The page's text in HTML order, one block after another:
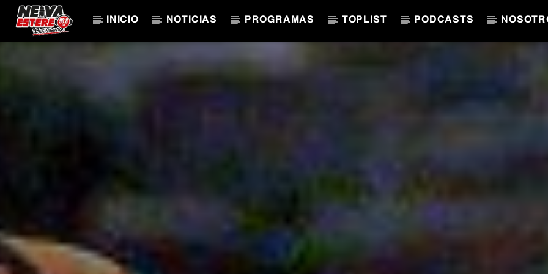
INICIO NOTICIAS PROGRAMAS TOPLIST PODCASTS